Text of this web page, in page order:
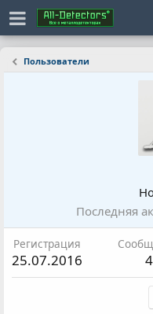
Пользователи
Последняя
Регистрация
25.07.2016 4